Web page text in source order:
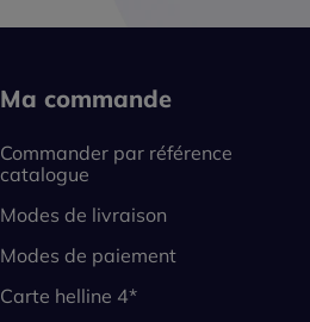
Ma commande
Commander par référence
catalogue
Modes de livraison
Modes de paiement
Carte helline 4*